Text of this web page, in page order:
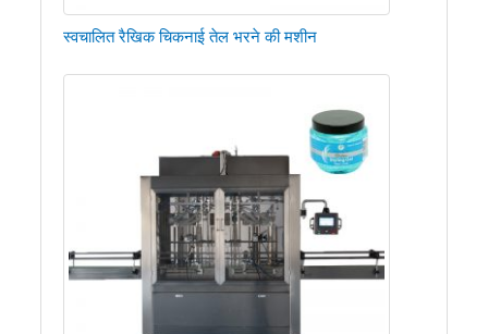
स्वचालित रैखिक चिकनाई तेल भरने की मशीन